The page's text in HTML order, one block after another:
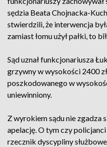
sędzia Beata Chojnacka-
stwierdzili, że interwencja
zamiast łomu użył pałki, to
Sąd uznał funkcjonariusza
grzywny w wysokości 2400
poszkodowanego w
uniewinniony.
Z wyrokiem sądu nie zgadza
apelację. O tym czy
rzecznik dyscypliny